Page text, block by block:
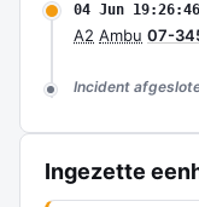
04 Jun 19:26:46
A2 Ambu 07-
Incident
Ingezette